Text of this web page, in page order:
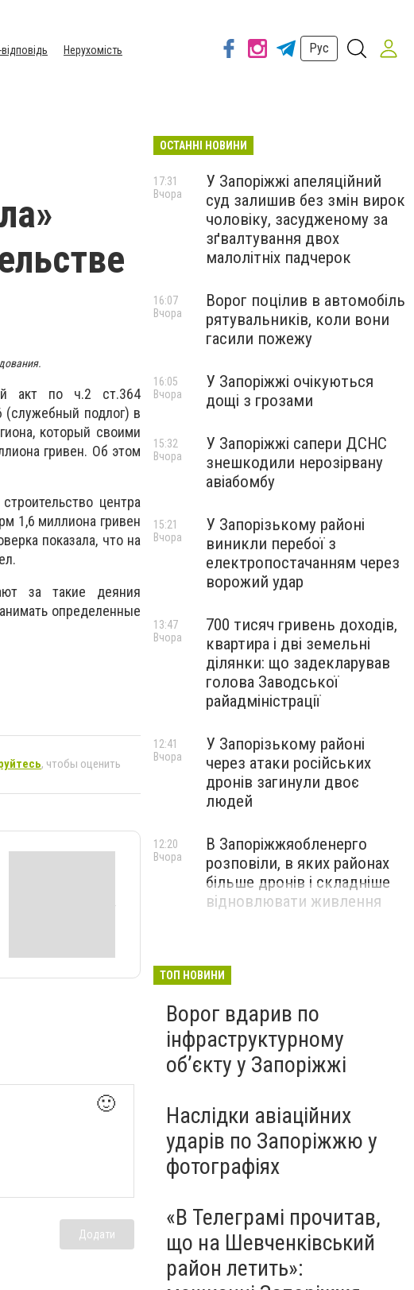
Нерухомість
Рус
акт по ч.2 ст.364
(служебный подлог) в
который своими
гривен. Об этом
центра
1,6 миллиона гривен
показала, что на
за такие деяния
определенные
, чтобы оценить
🙂
Додати
ОСТАННІ НОВИНИ
У Запоріжжі апеляційний
суд залишив без змін вирок
чоловіку, засудженому за
зґвалтування двох
малолітніх падчерок
17:31
Вчора
Ворог поцілив в автомобіль
рятувальників, коли вони
гасили пожежу
16:07
Вчора
У Запоріжжі очікуються
дощі з грозами
16:05
Вчора
У Запоріжжі сапери ДСНС
знешкодили нерозірвану
авіабомбу
15:32
Вчора
У Запорізькому районі
виникли перебої з
електропостачанням через
ворожий удар
15:21
Вчора
700 тисяч гривень доходів,
квартира і дві земельні
ділянки: що задекларував
голова Заводської
райадміністрації
13:47
Вчора
У Запорізькому районі
через атаки російських
дронів загинули двоє
людей
12:41
Вчора
В Запоріжжяобленерго
розповіли, в яких районах
більше дронів і складніше
відновлювати живлення
12:20
Вчора
ТОП НОВИНИ
Ворог вдарив по
інфраструктурному
обʼєкту у Запоріжжі
Наслідки авіаційних
ударів по Запоріжжю у
фотографіях
«В Телеграмі прочитав,
що на Шевченківський
район летить»: